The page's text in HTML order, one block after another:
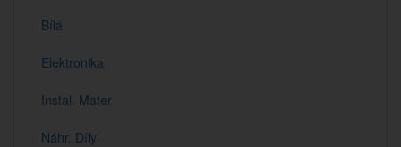
Bílá
Elektronika
Instal. Mater
Náhr. Díly